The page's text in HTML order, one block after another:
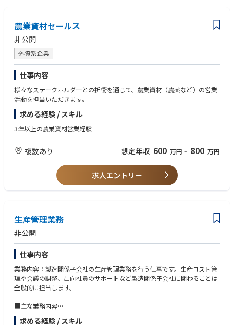
農業資材セールス
非公開
外資系企業
仕事内容
様々なステークホルダーとの折衝を通じて、農業資材（農薬など）の営業
活動を担当いただきます。
求める経験 / スキル
3年以上の農業資材営業経験
複数あり 想定年収 600 万円 ~ 800 万円
求人エントリー
生産管理業務
非公開
仕事内容
業務内容：製造関係子会社の生産管理業務を行う仕事です。生産コスト管
理や会議の調整、出向社員のサポートなど製造関係子会社に関わることは
全般的に担当します。
■主な業務内容
・生産計画の立案
求める経験 / スキル